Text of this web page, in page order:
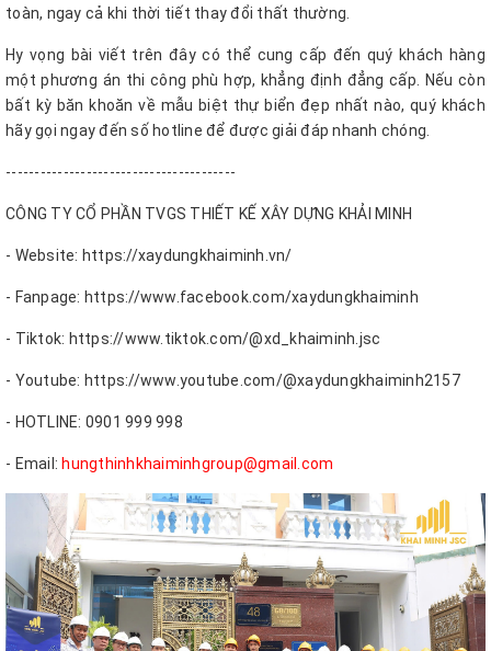
toàn, ngay cả khi thời tiết thay đổi thất thường.
Hy vọng bài viết trên đây có thể cung cấp đến quý khách hàng
một phương án thi công phù hợp, khẳng định đẳng cấp. Nếu còn
bất kỳ băn khoăn về mẫu biệt thự biển đẹp nhất nào, quý khách
hãy gọi ngay đến số hotline để được giải đáp nhanh chóng.
----------------------------------------
CÔNG TY CỔ PHẦN TVGS THIẾT KẾ XÂY DỰNG KHẢI MINH
- Website: https://xaydungkhaiminh.vn/
- Fanpage: https://www.facebook.com/xaydungkhaiminh
- Tiktok: https://www.tiktok.com/@xd_khaiminh.jsc
- Youtube: https://www.youtube.com/@xaydungkhaiminh2157
- HOTLINE: 0901 999 998
- Email: hungthinhkhaiminhgroup@gmail.com